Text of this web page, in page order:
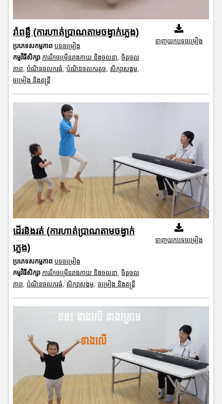
រាំពន្លឺ (ការហាត់ប្រាណតាមចង្វាក់ភ្លេង)
ប្រភេទសកម្មភាព បទចម្រៀង
កម្មវិធីសិក្សា ការរីកចម្រើនរាងកាយ និងចលនា, ចិត្តចល
ភាព, បំណិនចលករធំ, បំណិនចលករតូច, សិក្សាសង្គម,
ចម្រៀង និងតន្ត្រី
ទាញយកបទចម្រៀង
ដើរនិងរត់ (ការហាត់ប្រាណតាមចង្វាក់
ភ្លេង)
ប្រភេទសកម្មភាព បទចម្រៀង
កម្មវិធីសិក្សា ការរីកចម្រើនរាងកាយ និងចលនា ចិត្តចល
ភាព បំណិនចលករធំ សិក្សាសង្គម, ចម្រៀង និងតន្ត្រី
ទាញយកបទចម្រៀង